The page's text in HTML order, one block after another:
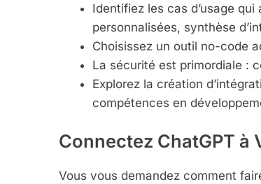
Identifiez les cas d’usage
personnalisées, synthèse
Choisissez un outil no-code
La sécurité est primordiale :
Explorez la création
compétences en
Connectez ChatGPT à
Vous vous demandez comment